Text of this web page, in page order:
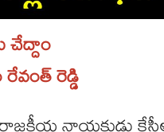
చేద్దాం
రెడ్డి